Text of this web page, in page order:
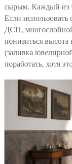
сырым. Каждый из
Если использовать
ДСП,
понизиться высота
(заливка
поработать, хотя